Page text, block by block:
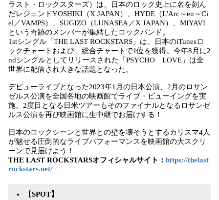
ラスト・ロックスターズ）は、日本のロック史上に名を刻ん
だレジェンドYOSHIKI（X JAPAN）、HYDE（L'Arc～en～Ci
el／VAMPS）、SUGIZO（LUNASEA／X JAPAN）、MIYAVI
という奇跡のメンバーが集結したロックバンド。
1stシングル「THE LAST ROCKSTARS」は、日本のiTunesロ
ックチャートおよび、総合チャートで1位を獲得。今年8月に2
ndシングルとしてリリースされた「PSYCHO LOVE」は全
世界に配信され大きな話題となった。
デビューライブとなった2023年1月の日本公演、2月のロサン
ゼルス公演を全国各地の映画館でライブ・ビューイングを実
施。2度目となる日米ツアーもそのファイナルとなるロサンゼ
ルス公演を再び映画館に生中継でお届けする！
日本のロックシーンと世界との壁を壊そうとするカリスマ4人
が魅せる圧倒的なライブパフォーマンスを映画館の大スクリ
ーンで見届けよう！
THE LAST ROCKSTARSオフィシャルサイト： https://thelast
rockstars.net/
【SPOT】